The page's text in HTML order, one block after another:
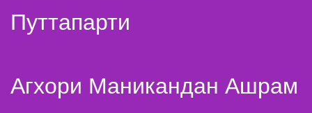
Путтапарти
Агхори Маникандан Ашрам